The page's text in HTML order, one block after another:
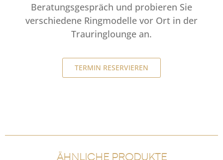
Beratungsgespräch und probieren Sie
verschiedene Ringmodelle vor Ort in der
Trauringlounge an.
TERMIN RESERVIEREN
ÄHNLICHE PRODUKTE